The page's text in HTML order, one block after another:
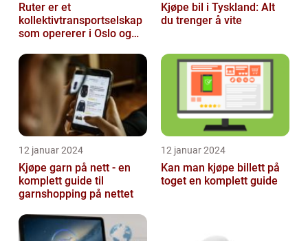
Ruter er et
kollektivtransportselskap
som opererer i Oslo og
Kjøpe bil i Tyskland: Alt
du trenger å vite
12 januar 2024
Kjøpe garn på nett - en
komplett guide til
garnshopping på nettet
12 januar 2024
Kan man kjøpe billett på
toget en komplett guide